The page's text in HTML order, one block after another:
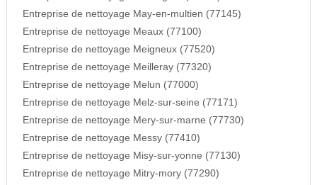
Entreprise de nettoyage May-en-multien (77145)
Entreprise de nettoyage Meaux (77100)
Entreprise de nettoyage Meigneux (77520)
Entreprise de nettoyage Meilleray (77320)
Entreprise de nettoyage Melun (77000)
Entreprise de nettoyage Melz-sur-seine (77171)
Entreprise de nettoyage Mery-sur-marne (77730)
Entreprise de nettoyage Messy (77410)
Entreprise de nettoyage Misy-sur-yonne (77130)
Entreprise de nettoyage Mitry-mory (77290)